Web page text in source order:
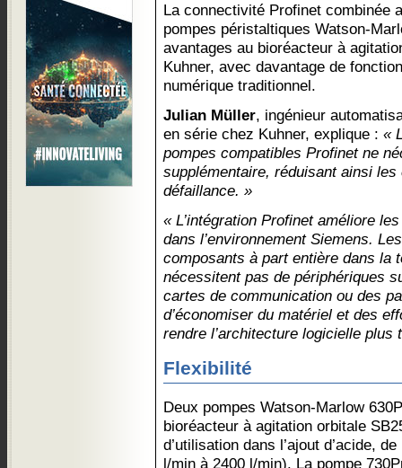
La connectivité Profinet combinée
pompes péristaltiques Watson-
avantages au bioréacteur à
Kuhner, avec davantage de
numérique traditionnel.
Julian Müller, ingénieur
en série chez Kuhner, explique : «
pompes compatibles Profinet ne
supplémentaire, réduisant ainsi
défaillance. »
« L’intégration Profinet améliore
dans l’environnement Siemens.
composants à part entière dans la
nécessitent pas de périphériques
cartes de communication ou des
d’économiser du matériel et des
rendre l’architecture logicielle plus
Flexibilité
Deux pompes Watson-Marlow
bioréacteur à agitation orbitale
d’utilisation dans l’ajout d’acide,
l/min à 2400 l/min). La pompe